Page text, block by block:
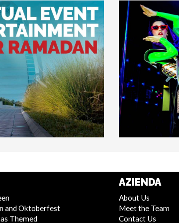
and Oktoberfest
Themed
AZIENDA
About Us
Meet the Team
Contact Us